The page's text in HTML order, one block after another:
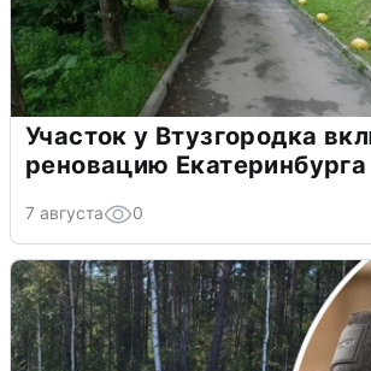
Участок у Втузгородка
реновацию Екатеринбурга
7 августа 0